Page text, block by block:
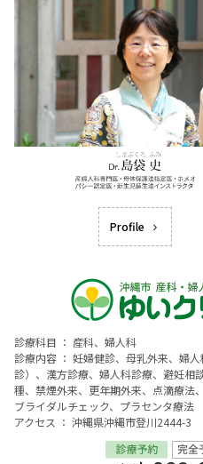
Profile
診療科目 ： 産科、婦人科
診療内容 ： 妊婦健診、母乳外来、婦
診）、漢方診療、婦人科診療、避妊相
種、禁煙外来、更年期外来、点滴療法
ブライダルチェック、プラセンタ療法
アクセス ： 沖縄県沖縄市登川2444-3